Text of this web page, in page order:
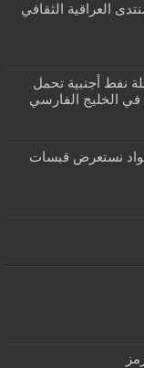
العراقية الثقافي
نفط أجنبية تحمل
في الخليج الفارسي
نستعرض قبسات